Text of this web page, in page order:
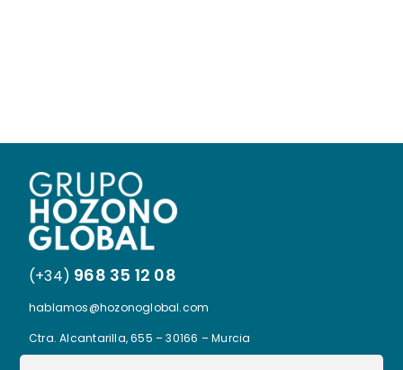
(+34) 968 35 12 08
hablamos@hozonoglobal.com
Ctra. Alcantarilla, 655 – 30166 – Murcia